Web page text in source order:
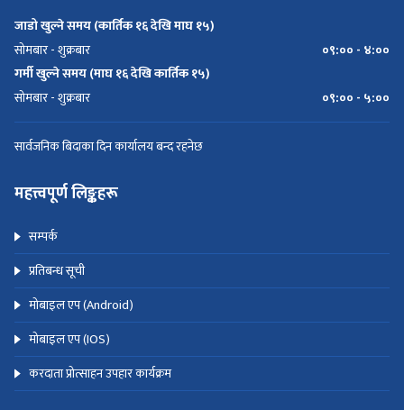
जाडो खुल्ने समय (कार्तिक १६ देखि माघ १५)
सोमबार - शुक्रबार
०९:०० - ४:००
गर्मी खुल्ने समय (माघ १६ देखि कार्तिक १५)
सोमबार - शुक्रबार
०९:०० - ५:००
सार्वजनिक बिदाका दिन कार्यालय बन्द रहनेछ
महत्त्वपूर्ण लिङ्कहरू
सम्पर्क
प्रतिबन्ध सूची
मोबाइल एप (Android)
मोबाइल एप (IOS)
करदाता प्रोत्साहन उपहार कार्यक्रम